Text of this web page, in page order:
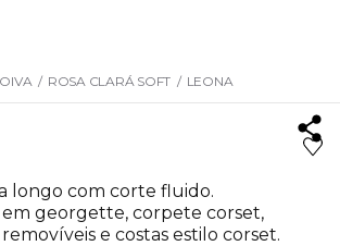
/ ROSA CLARÁ SOFT / LEONA
longo com corte fluido.
georgette, corpete corset,
e costas estilo corset.